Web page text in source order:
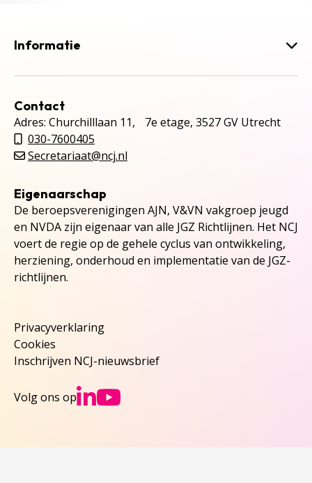
Informatie
Contact
Adres: Churchilllaan 11, 7e etage, 3527 GV Utrecht
030-7600405
Secretariaat@ncj.nl
Eigenaarschap
De beroepsverenigingen AJN, V&VN vakgroep jeugd
en NVDA zijn eigenaar van alle JGZ Richtlijnen. Het NCJ
voert de regie op de gehele cyclus van ontwikkeling,
herziening, onderhoud en implementatie van de JGZ-
richtlijnen.
Privacyverklaring
Cookies
Inschrijven NCJ-nieuwsbrief
Volg ons op Ga naar NCJs